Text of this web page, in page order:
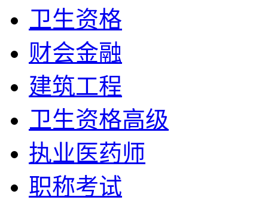
卫生资格
财会金融
建筑工程
卫生资格高级
执业医药师
职称考试